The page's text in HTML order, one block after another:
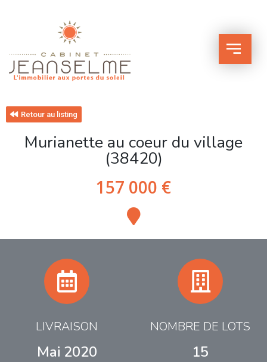
Retour au listing
Murianette au coeur du village
(38420)
157 000 €
LIVRAISON
Mai 2020
NOMBRE DE LOTS
15